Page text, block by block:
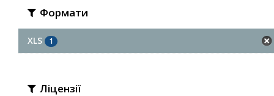
Формати
XLS 1
Ліцензії